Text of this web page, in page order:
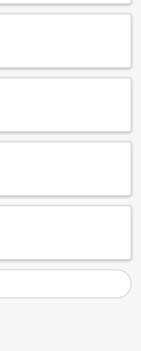
ไม่ว่าคุณจะมาพักผ่อน
จะทำให้
มงามของโลนาวา
ชาติที่ไม่ควรพลาด
านที่ท่องเที่ยวที่ได้รับ
งการหลีกหนีจากความ
ที่เต็มไปด้วยภูเขา
โลนาวาลาจึงเป็น
สกับธรรมชาติอย่าง
กรรมกลางแจ้ง
าติที่มีทิวทัศน์สวยงาม
ระทั่งการตั้งแคมป์ใต้
วิวที่น่าประทับใจ เช่น
งหุบเขาและทะเล
มผัสกับความงดงาม
ป็นสถานที่ที่มีเสน่ห์
งเที่ยวทุกคนที่มา